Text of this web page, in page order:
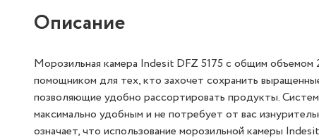
Описание
Морозильная камера Indesit DFZ 5175 с общим
помощником для тех, кто захочет сохранить
позволяющие удобно рассортировать продукты.
максимально удобным и не потребует от вас
означает, что использование морозильной камеры